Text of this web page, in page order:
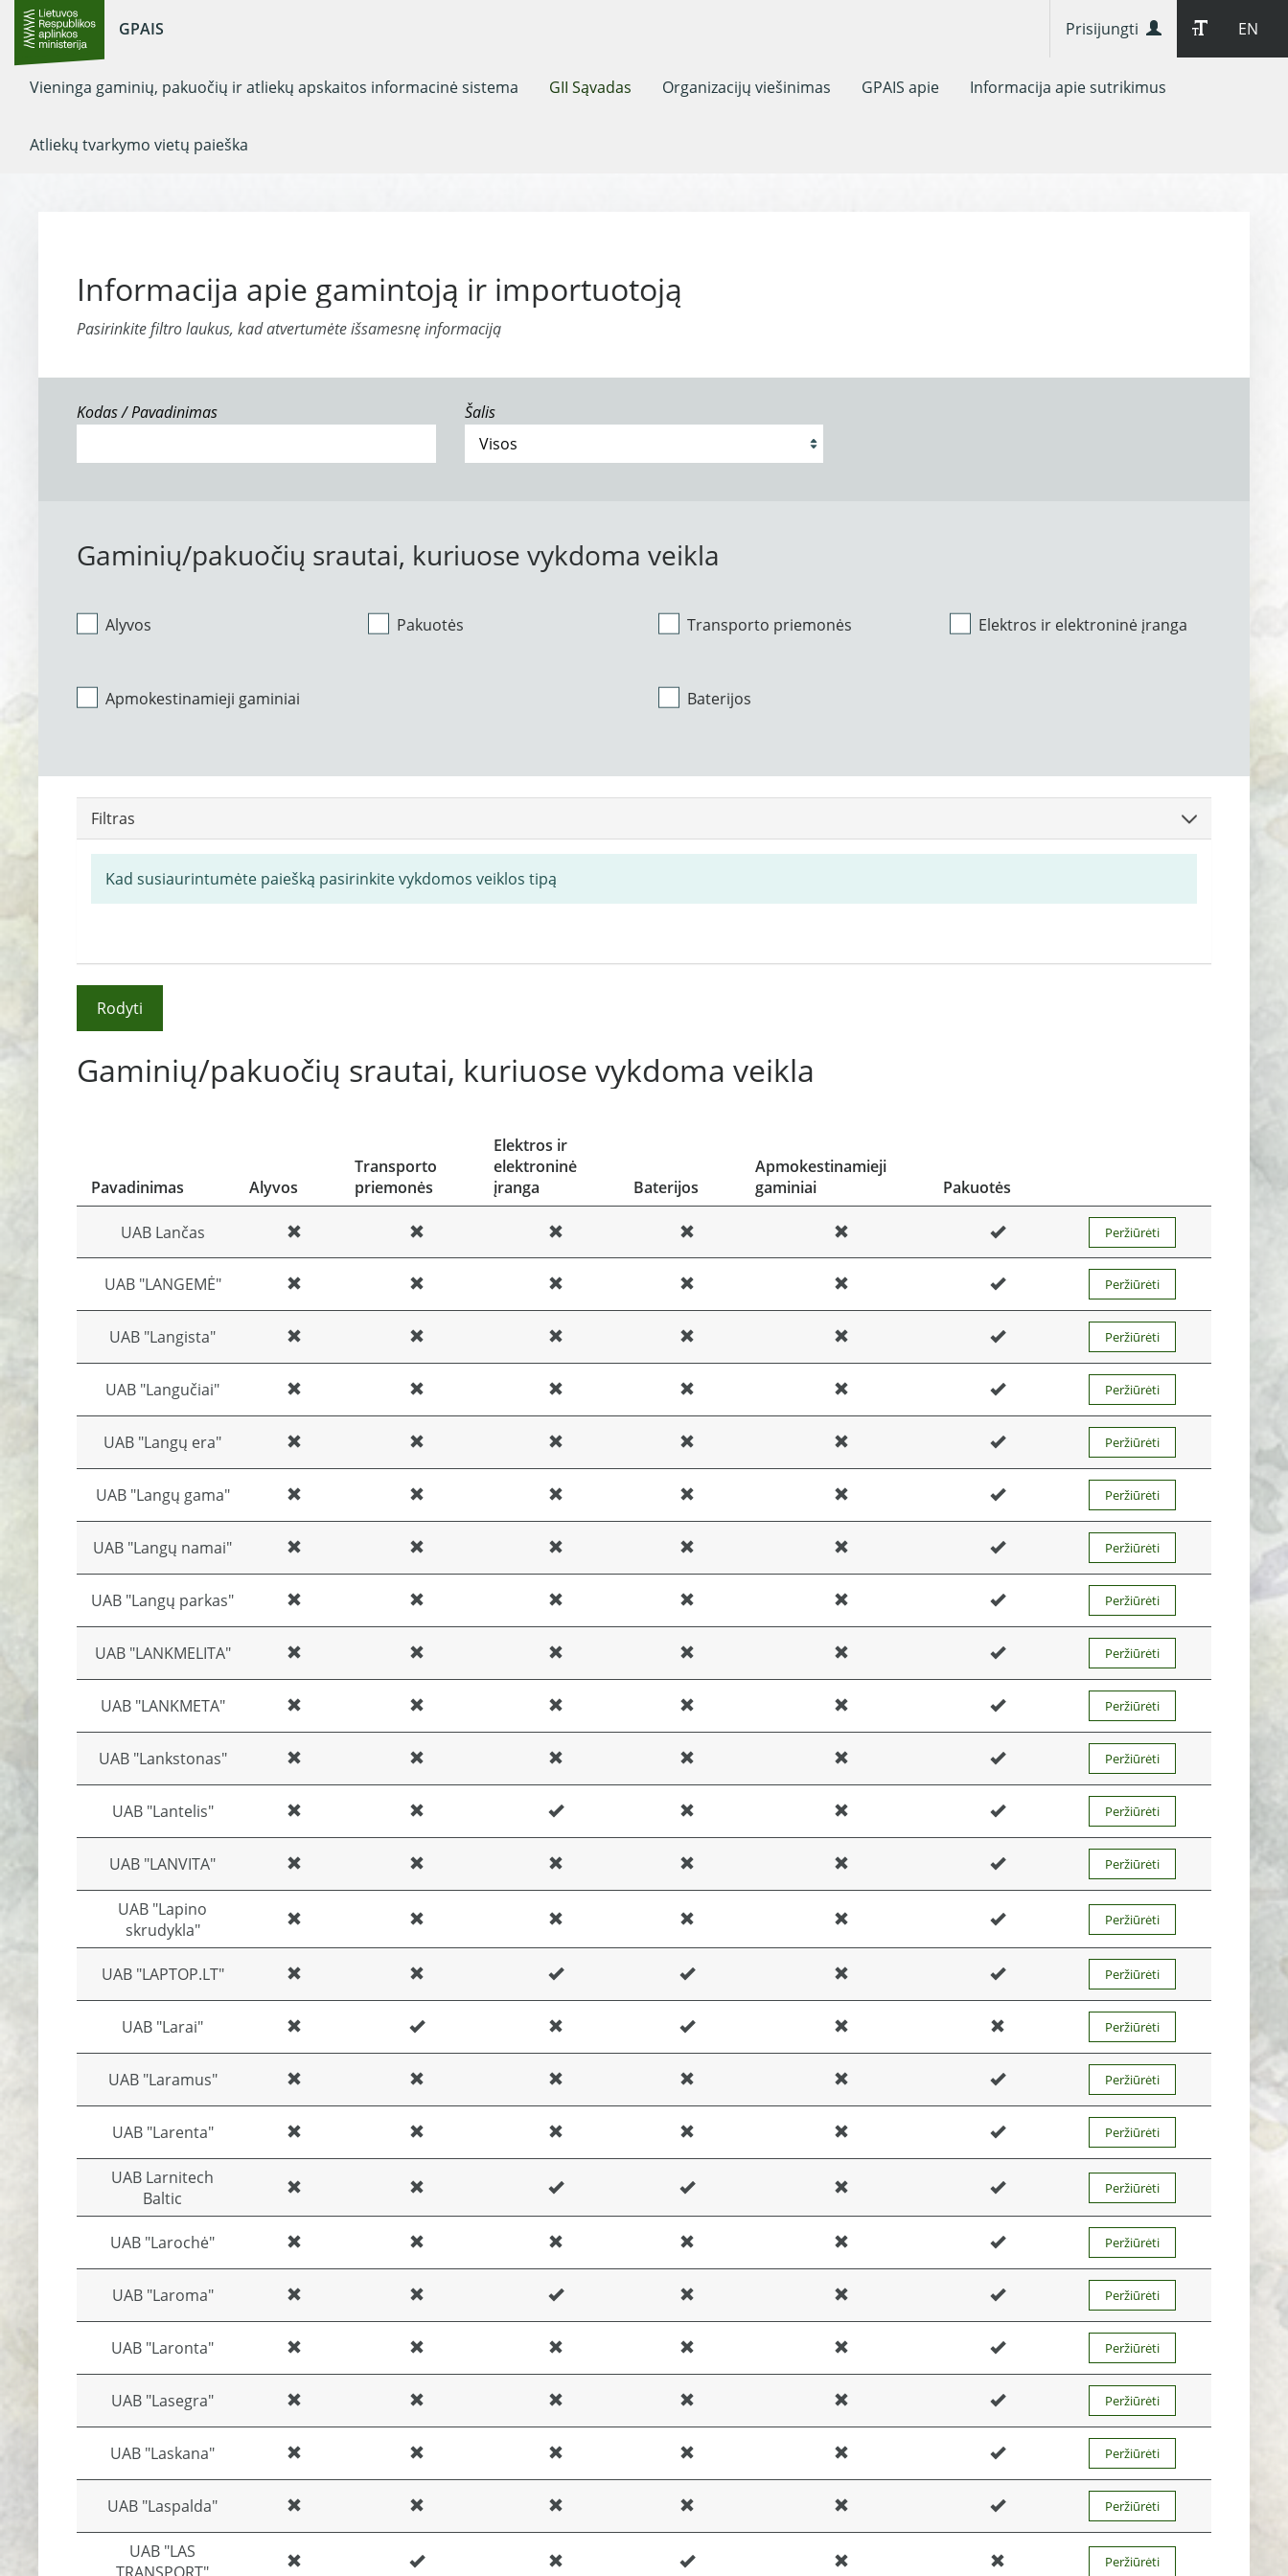
GPAIS EN
Prisijungti
Vieninga gaminių, pakuočių ir atliekų apskaitos informacinė sistema GII Sąvadas Organizacijų viešinimas GPAIS apie Informacija apie sutrikimus
Atliekų tvarkymo vietų paieška
Informacija apie gamintoją ir importuotoją
Pasirinkite filtro laukus, kad atvertumėte išsamesnę informaciją
Kodas / Pavadinimas Šalis
Gaminių/pakuočių srautai, kuriuose vykdoma veikla
Alyvos Pakuotės Transporto priemonės Elektros ir elektroninė įranga
Apmokestinamieji gaminiai Baterijos
Filtras
Kad susiaurintumėte paiešką pasirinkite vykdomos veiklos tipą
Rodyti
Gaminių/pakuočių srautai, kuriuose vykdoma veikla
Pavadinimas Alyvos
Transporto
priemonės
Elektros ir
elektroninė
įranga
Baterijos
Apmokestinamieji
gaminiai
Pakuotės
UAB Lančas Peržiūrėti
UAB "LANGEMĖ" Peržiūrėti
UAB "Langista" Peržiūrėti
UAB "Langučiai" Peržiūrėti
UAB "Langų era" Peržiūrėti
UAB "Langų gama" Peržiūrėti
UAB "Langų namai" Peržiūrėti
UAB "Langų parkas" Peržiūrėti
UAB "LANKMELITA" Peržiūrėti
UAB "LANKMETA" Peržiūrėti
UAB "Lankstonas" Peržiūrėti
UAB "Lantelis" Peržiūrėti
UAB "LANVITA" Peržiūrėti
UAB "Lapino
skrudykla"
Peržiūrėti
UAB "LAPTOP.LT" Peržiūrėti
UAB "Larai" Peržiūrėti
UAB "Laramus" Peržiūrėti
UAB "Larenta" Peržiūrėti
UAB Larnitech
Baltic
Peržiūrėti
UAB "Larochė" Peržiūrėti
UAB "Laroma" Peržiūrėti
UAB "Laronta" Peržiūrėti
UAB "Lasegra" Peržiūrėti
UAB "Laskana" Peržiūrėti
UAB "Laspalda" Peržiūrėti
UAB "LAS
Peržiūrėti